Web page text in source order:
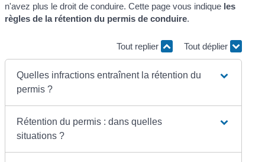
n'avez plus le droit de conduire. Cette page vous indique les
règles de la rétention du permis de conduire.
Tout replier Tout déplier
Quelles infractions entraînent la rétention du
permis ?
Rétention du permis : dans quelles
situations ?